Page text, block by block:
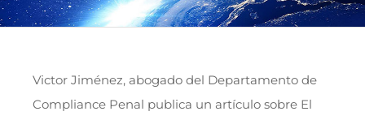
Victor Jiménez, abogado del Departamento de
Compliance Penal publica un artículo sobre El